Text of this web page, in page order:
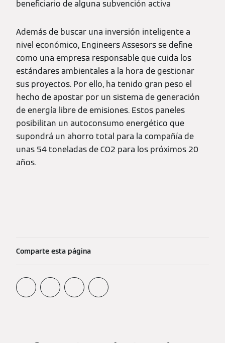
beneficiario de alguna subvención activa
Además de buscar una inversión inteligente a
nivel económico, Engineers Assesors se define
como una empresa responsable que cuida los
estándares ambientales a la hora de gestionar
sus proyectos. Por ello, ha tenido gran peso el
hecho de apostar por un sistema de generación
de energía libre de emisiones. Estos paneles
posibilitan un autoconsumo energético que
supondrá un ahorro total para la compañía de
unas 54 toneladas de CO2 para los próximos 20
años.
Comparte esta página